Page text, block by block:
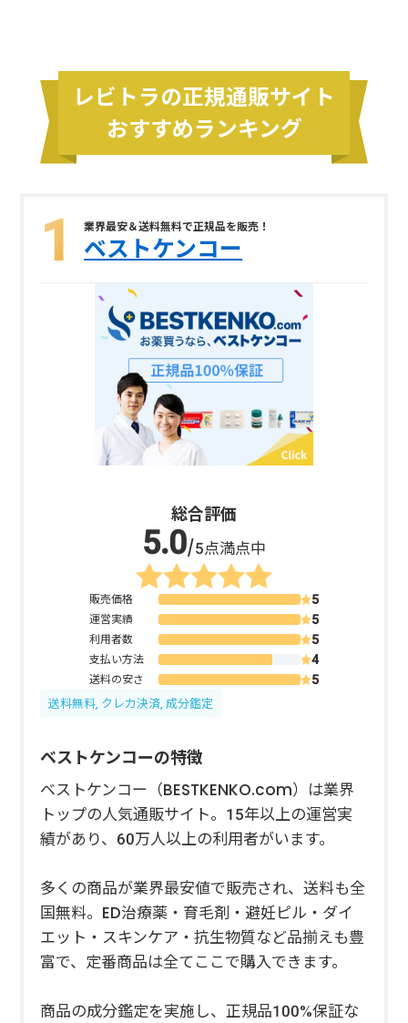
レビトラの正規通販サイト
おすすめランキング
業界最安＆送料無料で正規品を販売！
ベストケンコー
総合評価
/5点満点中
販売価格
運営実績
利用者数
支払い方法
送料の安さ
送料無料, クレカ決済, 成分鑑定
ベストケンコーの特徴
ベストケンコー（BESTKENKO.com）は業界
トップの人気通販サイト。15年以上の運営実
績があり、60万人以上の利用者がいます。
多くの商品が業界最安値で販売され、送料も全
国無料。ED治療薬・育毛剤・避妊ピル・ダイ
エット・スキンケア・抗生物質など品揃えも豊
富で、定番商品は全てここで購入できます。
商品の成分鑑定を実施し、正規品100%保証な